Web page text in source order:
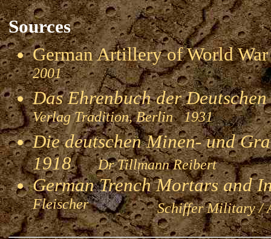
Sources
German Artillery of World
2001
Das Ehrenbuch der
Verlag Tradition, Berlin 1931
Die deutschen Minen- und
1918Dr Tillmann Reibert
German Trench Mortars and
FleischerSchiffer Military /